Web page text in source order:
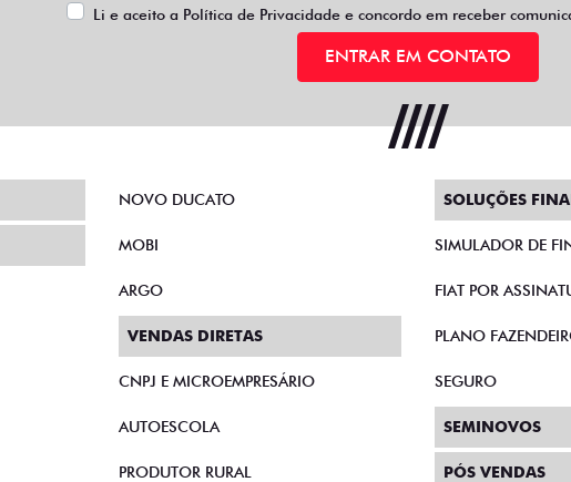
Li e aceito a Política de Privacidadee concordo em receber
ENTRAR EM CONTATO
NOVO DUCATO
MOBI
ARGO
VENDAS DIRETAS
CNPJ E MICROEMPRESÁRIO
AUTOESCOLA
PRODUTOR RURAL
SOLUÇÕES
SIMULADOR DE
FIAT POR
PLANO
SEGURO
SEMINOVOS
PÓS VENDAS